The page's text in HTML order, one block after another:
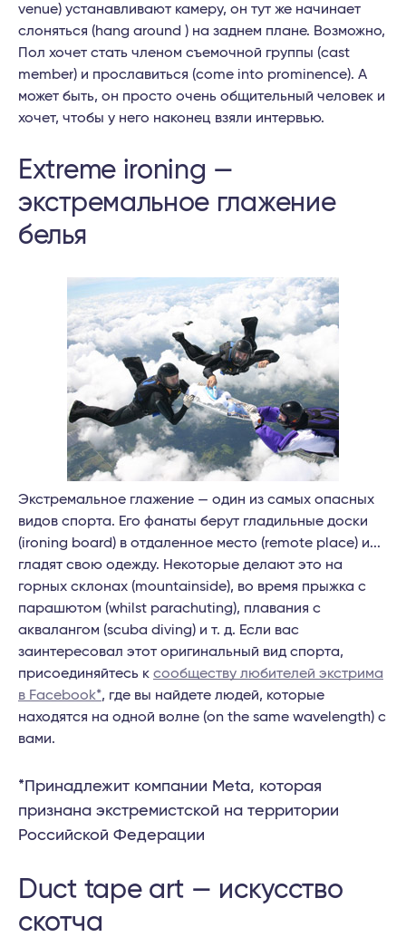
venue) устанавливают камеру, он тут же начинает
слоняться (hang around ) на заднем плане. Возможно,
Пол хочет стать членом съемочной группы (cast
member) и прославиться (come into prominence). А
может быть, он просто очень общительный человек и
хочет, чтобы у него наконец взяли интервью.
Extreme ironing —
экстремальное глажение
белья
Экстремальное глажение — один из самых опасных
видов спорта. Его фанаты берут гладильные доски
(ironing board) в отдаленное место (remote place) и...
гладят свою одежду. Некоторые делают это на
горных склонах (mountainside), во время прыжка с
парашютом (whilst parachuting), плавания с
аквалангом (scuba diving) и т. д. Если вас
заинтересовал этот оригинальный вид спорта,
присоединяйтесь к сообществу любителей экстрима
в Facebook*, где вы найдете людей, которые
находятся на одной волне (on the same wavelength) с
вами.
*Принадлежит компании Meta, которая
признана экстремистской на территории
Российской Федерации
Duct tape art — искусство
скотча